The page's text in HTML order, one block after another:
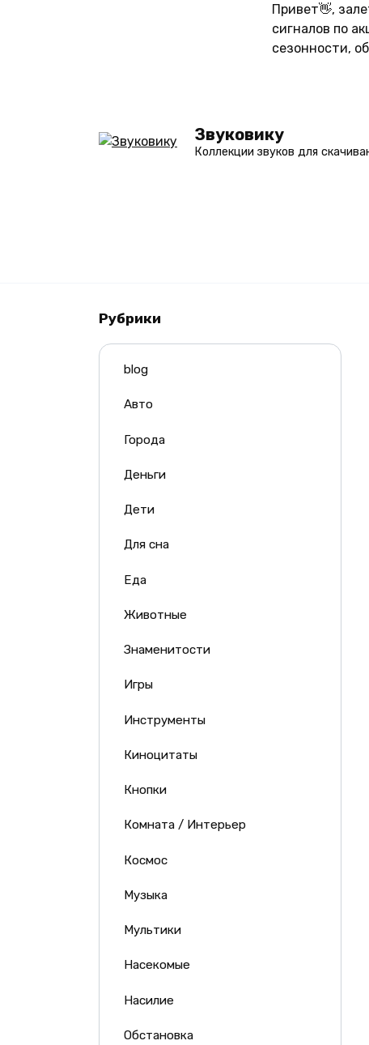
Привет👋,
сигналов по
сезонности,
Звуковику
Коллекции звуков для
Рубрики
blog
Авто
Города
Деньги
Дети
Для сна
Еда
Животные
Знаменитости
Игры
Инструменты
Киноцитаты
Кнопки
Комната / Интерьер
Космос
Музыка
Мультики
Насекомые
Насилие
Обстановка